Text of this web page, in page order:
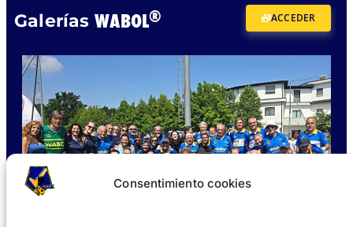
Consentimiento cookies
GaleríasWABOL® ACCEDER